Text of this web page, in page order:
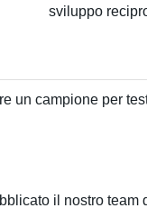
sviluppo
campione per
il nostro